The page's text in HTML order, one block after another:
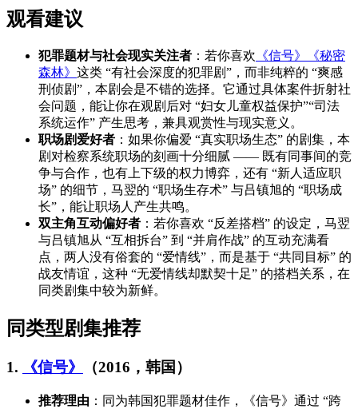
观看建议
犯罪题材与社会现实关注者 ：若你喜欢 《信号》
《秘密
森林》 这类 “有社会深度的犯罪剧”，而非纯粹的 “爽感
刑侦剧”，本剧会是不错的选择。它通过具体案件折射社
会问题，能让你在观剧后对 “妇女儿童权益保护”“司法
系统运作” 产生思考，兼具观赏性与现实意义。
职场剧爱好者 ：如果你偏爱 “真实职场生态” 的剧集，本
剧对检察系统职场的刻画十分细腻 —— 既有同事间的竞
争与合作，也有上下级的权力博弈，还有 “新人适应职
场” 的细节，马翌的 “职场生存术” 与吕镇旭的 “职场成
长”，能让职场人产生共鸣。
双主角互动偏好者 ：若你喜欢 “反差搭档” 的设定，马翌
与吕镇旭从 “互相拆台” 到 “并肩作战” 的互动充满看
点，两人没有俗套的 “爱情线”，而是基于 “共同目标” 的
战友情谊，这种 “无爱情线却默契十足” 的搭档关系，在
同类剧集中较为新鲜。
同类型剧集推荐
1. 《信号》 （2016，韩国）
推荐理由 ：同为韩国犯罪题材佳作，《信号》通过 “跨